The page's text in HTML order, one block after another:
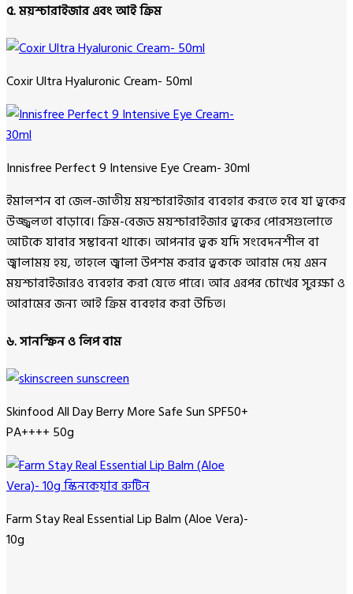
৫. ময়শ্চারাইজার এবং আই ক্রিম
Coxir Ultra Hyaluronic Cream- 50ml
Innisfree Perfect 9 Intensive Eye Cream- 30ml
ইমালশন বা জেল-জাতীয় ময়শ্চারাইজার ব্যবহার করতে হবে যা ত্বকের
উজ্জ্বলতা বাড়াবে। ক্রিম-বেজড ময়শ্চারাইজার ত্বকের পোরসগুলোতে
আটকে যাবার সম্ভাবনা থাকে। আপনার ত্বক যদি সংবেদনশীল বা
জ্বালাময় হয়, তাহলে জ্বালা উপশম করার ত্বককে আরাম দেয় এমন
ময়শ্চারাইজারও ব্যবহার করা যেতে পারে। আর এরপর চোখের সুরক্ষা ও
আরামের জন্য আই ক্রিম ব্যবহার করা উচিত।
৬. সানস্ক্রিন ও লিপ বাম
Skinfood All Day Berry More Safe Sun SPF50+
PA++++ 50g
Farm Stay Real Essential Lip Balm (Aloe Vera)-
10g